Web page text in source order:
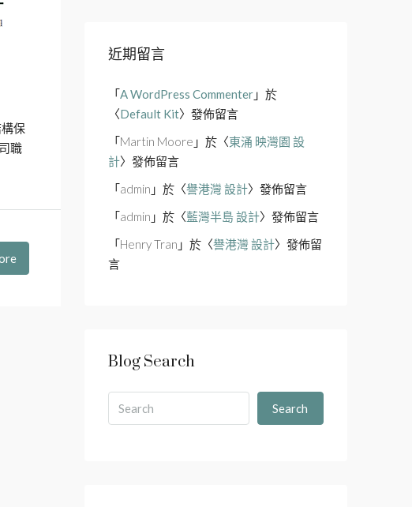
保
職
近期留言
「A WordPress Commenter 」於
〈Default Kit〉發佈留言
「Martin Moore 」於〈東涌 映灣園 設
計〉發佈留言
「admin 」於〈譽港灣 設計〉發佈留言
「admin 」於〈藍灣半島 設計〉發佈留言
「Henry Tran 」於〈譽港灣 設計〉發佈留
言
Blog Search
Search